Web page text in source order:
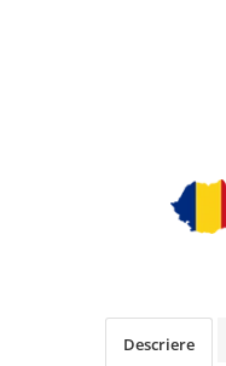
Descriere